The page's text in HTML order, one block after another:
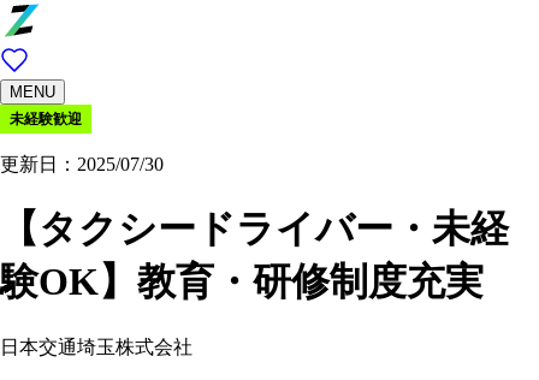
MENU
未経験歓迎
更新日：2025/07/30
【タクシードライバー・未経
験OK】教育・研修制度充実
日本交通埼玉株式会社